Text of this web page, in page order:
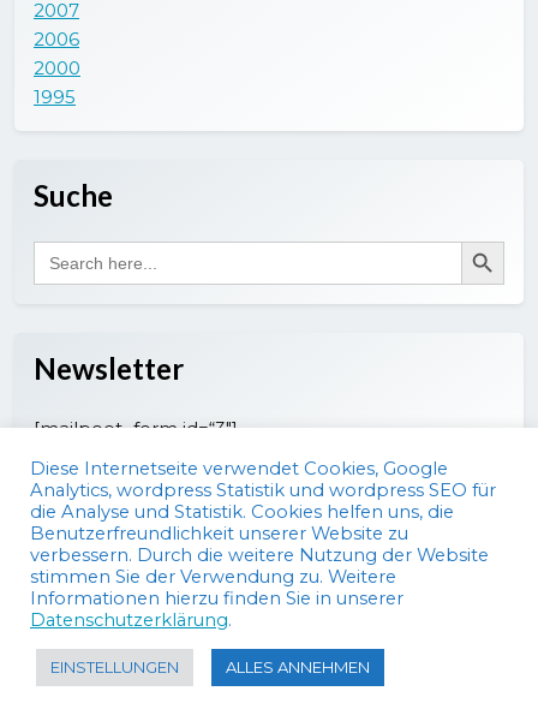
2007
2006
2000
1995
Suche
Search
for:
Search Button
Newsletter
[mailpoet_form id=“3″]
Copyright von Olaf Schirm, 2024
Datenschutzerklärung |Cookie-Richtlinie
Diese Internetseite verwendet Cookies, Google
Analytics, wordpress Statistik und wordpress SEO für
die Analyse und Statistik. Cookies helfen uns, die
Benutzerfreundlichkeit unserer Website zu
verbessern. Durch die weitere Nutzung der Website
stimmen Sie der Verwendung zu. Weitere
Informationen hierzu finden Sie in unserer
Datenschutzerklärung.
EINSTELLUNGEN ALLES ANNEHMEN